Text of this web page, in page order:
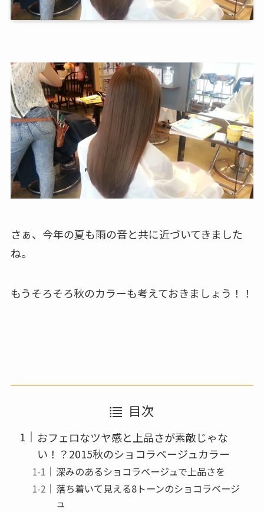
さぁ、今年の夏も雨の音と共に近づいてきました
ね。
もうそろそろ秋のカラーも考えておきましょう！！
目次
おフェロなツヤ感と上品さが素敵じゃな
い！？2015秋のショコラベージュカラー
深みのあるショコラベージュで上品さを
落ち着いて見える8トーンのショコラベージ
ュ